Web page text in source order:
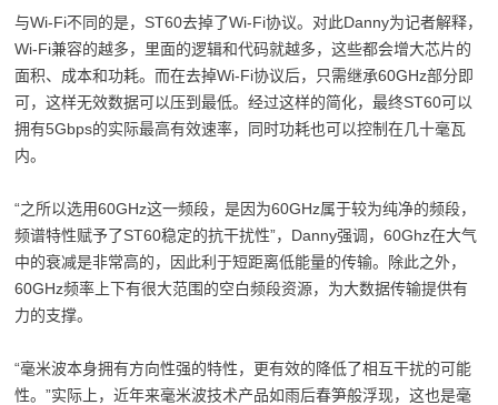
与Wi-Fi不同的是，ST60去掉了Wi-Fi协议。对此Danny为记者解释，
Wi-Fi兼容的越多，里面的逻辑和代码就越多，这些都会增大芯片的
面积、成本和功耗。而在去掉Wi-Fi协议后，只需继承60GHz部分即
可，这样无效数据可以压到最低。经过这样的简化，最终ST60可以
拥有5Gbps的实际最高有效速率，同时功耗也可以控制在几十毫瓦
内。
“之所以选用60GHz这一频段，是因为60GHz属于较为纯净的频段，
频谱特性赋予了ST60稳定的抗干扰性”，Danny强调，60Ghz在大气
中的衰减是非常高的，因此利于短距离低能量的传输。除此之外，
60GHz频率上下有很大范围的空白频段资源，为大数据传输提供有
力的支撑。
“毫米波本身拥有方向性强的特性，更有效的降低了相互干扰的可能
性。”实际上，近年来毫米波技术产品如雨后春笋般浮现，这也是毫